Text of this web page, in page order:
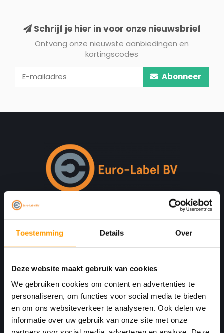
Toestemming Details Over
Deze website maakt gebruik van cookies
We gebruiken cookies om content en advertenties te
personaliseren, om functies voor social media te bieden
en om ons websiteverkeer te analyseren. Ook delen we
informatie over uw gebruik van onze site met onze
Schrijf je hier in voor onze nieuwsbrief
Ontvang onze nieuwste aanbiedingen en
kortingscodes
Abonneer
Print. Plak. Klaar. Met een partner die met je
meedenkt.
4781 AA
Moerdijk Nederland
+31 (0)168 416 513
+31 (0)613461456